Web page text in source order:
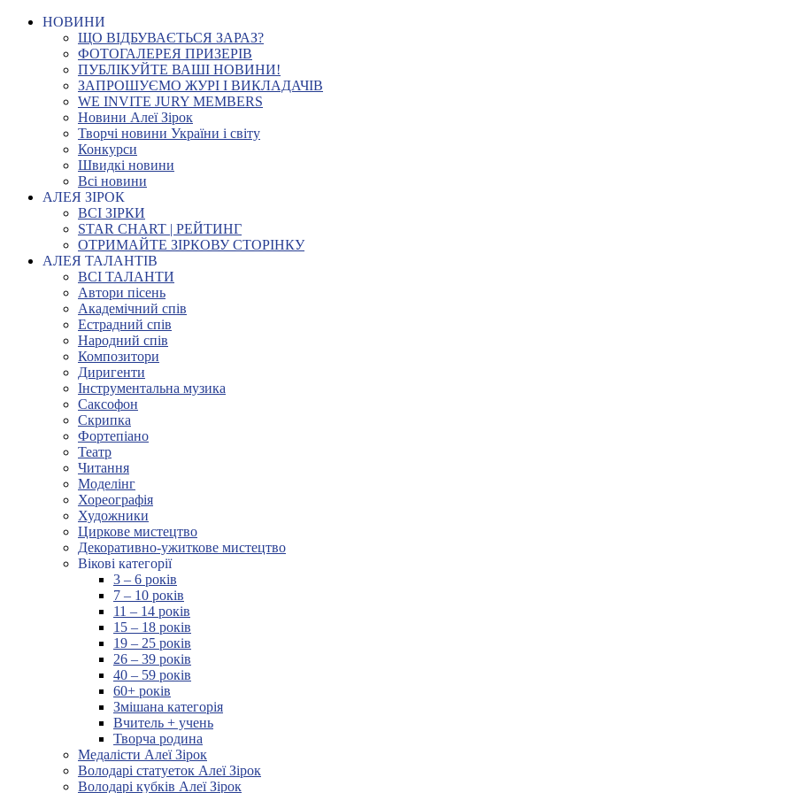
НОВИНИ
ЩО ВІДБУВАЄТЬСЯ ЗАРАЗ?
ФОТОГАЛЕРЕЯ ПРИЗЕРІВ
ПУБЛІКУЙТЕ ВАШІ НОВИНИ!
ЗАПРОШУЄМО ЖУРІ І ВИКЛАДАЧІВ
WE INVITE JURY MEMBERS
Новини Алеї Зірок
Творчі новини України і світу
Конкурси
Швидкі новини
Всі новини
АЛЕЯ ЗІРОК
ВСІ ЗІРКИ
STAR CHART | РЕЙТИНГ
ОТРИМАЙТЕ ЗІРКОВУ СТОРІНКУ
АЛЕЯ ТАЛАНТІВ
ВСІ ТАЛАНТИ
Автори пісень
Академічний спів
Естрадний спів
Народний спів
Композитори
Диригенти
Інструментальна музика
Саксофон
Скрипка
Фортепіано
Театр
Читання
Моделінг
Хореографія
Художники
Циркове мистецтво
Декоративно-ужиткове мистецтво
Вікові категорії
3 – 6 років
7 – 10 років
11 – 14 років
15 – 18 років
19 – 25 років
26 – 39 років
40 – 59 років
60+ років
Змішана категорія
Вчитель + учень
Творча родина
Медалісти Алеї Зірок
Володарі статуеток Алеї Зірок
Володарі кубків Алеї Зірок